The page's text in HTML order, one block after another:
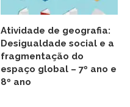
Atividade de geografia:
Desigualdade social e a
fragmentação do
espaço global – 7º ano e
8º ano